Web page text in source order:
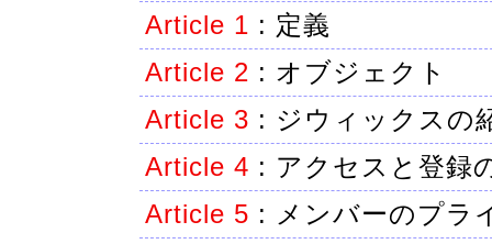
Article 1 : 定義
Article 2 : オブジェクト
Article 3 : ジウィックスの
Article 4 : アクセスと登録
Article 5 :
メンバーのプラ